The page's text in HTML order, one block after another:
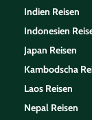
Indien Reisen
Indonesien
Japan Reisen
Kambodscha
Laos Reisen
Nepal Reisen